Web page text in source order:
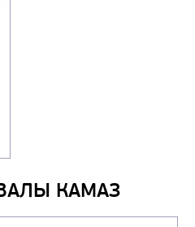
КАМАЗ